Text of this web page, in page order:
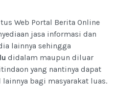
Web Portal Berita Online
jasa informasi dan
lainnya sehingga
didalam maupun diluar
yang nantinya dapat
bagi masyarakat luas.